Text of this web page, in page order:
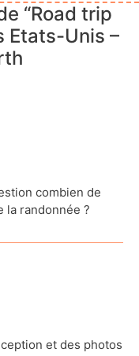
“Road trip
Etats-Unis –
combien de
la randonnée ?
et des photos